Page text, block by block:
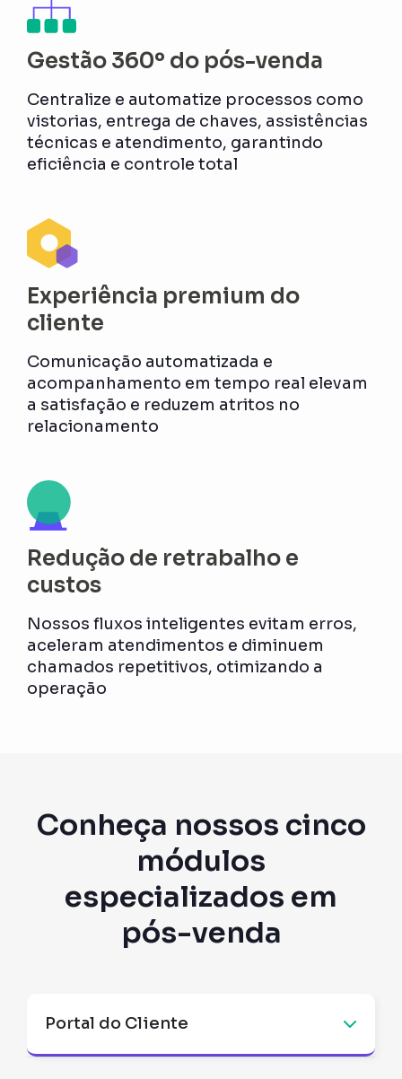
Gestão 360º do pós-venda
Centralize e automatize processos como
vistorias, entrega de chaves, assistências
técnicas e atendimento, garantindo
eficiência e controle total
Experiência premium do
cliente
Comunicação automatizada e
acompanhamento em tempo real elevam
a satisfação e reduzem atritos no
relacionamento
Redução de retrabalho e
custos
Nossos fluxos inteligentes evitam erros,
aceleram atendimentos e diminuem
chamados repetitivos, otimizando a
operação
Conheça nossos cinco
módulos
especializados em
pós-venda
Portal do Cliente